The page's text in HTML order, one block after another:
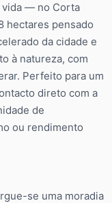
vida — no Corta
hectares pensado
da cidade e
à natureza, com
Perfeito para um
direto com a
de
ou rendimento
se uma moradia